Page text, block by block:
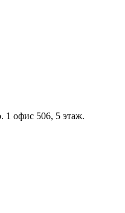
1 офис 506, 5 этаж.